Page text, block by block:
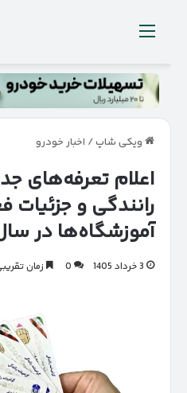
منو
ویکی شاپ/ اخبار خودرو
اعلام تعرفه‌های
رانندگی و جزئیات
آموزشگاه‌ها در سال
3 خرداد 1405 0 زمان تقریبی